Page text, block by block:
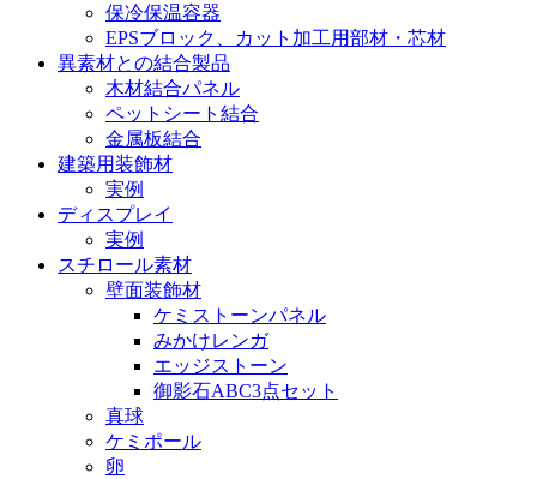
保冷保温容器
EPSブロック、カット加工用部材・芯材
異素材との結合製品
木材結合パネル
ペットシート結合
金属板結合
建築用装飾材
実例
ディスプレイ
実例
スチロール素材
壁面装飾材
ケミストーンパネル
みかけレンガ
エッジストーン
御影石ABC3点セット
真球
ケミポール
卵